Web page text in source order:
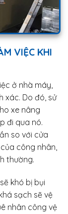
VIỆC KHI
ở nhà máy,
xác. Do đó, sử
xe nâng
đi qua nó.
so với cửa
công nhân,
thường.
khó bị bụi
sạch sẽ vệ
nhân công vệ